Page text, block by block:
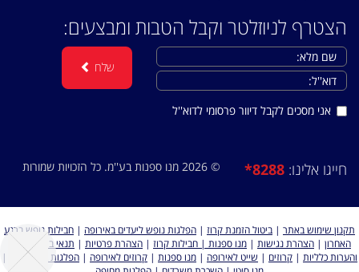
הצטרף לניוזלטר וקבל הטבות ומבצעים:
אני מסכים לקבל דיוור פרסומי לדוא''ל
שלח
חייגו אלינו: *8288 © 2026 מנו ספנות בע''מ. כל הזכויות שמורות
תקנון שימוש באתר | ביטול הזמנת קרוז | הפלגות נופש ליעדים באירופה | חבילות נופש ברגע
האחרון | הצהרת נגישות | מנו ספנות | חבילות קרוז | הצהרת פרטיות | תנאי ביטול, תקנון
והערות כלליות | קרוזים | שייט לאירופה | מנו ספנות | קרוזים לאירופה | הפלגות בים התיכון
|